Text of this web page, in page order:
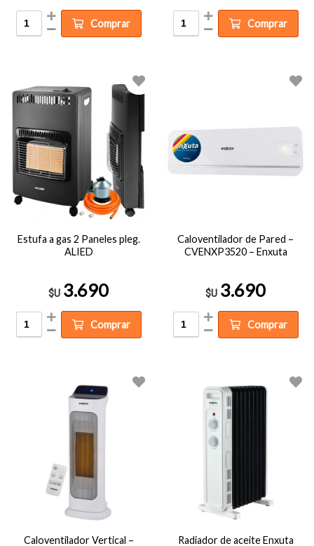
Comprar Comprar
Estufa a gas 2 Paneles pleg.
ALIED
$U 3.690
Comprar
Caloventilador de Pared –
CVENXP3520 – Enxuta
$U 3.690
Comprar
Caloventilador Vertical – Radiador de aceite Enxuta